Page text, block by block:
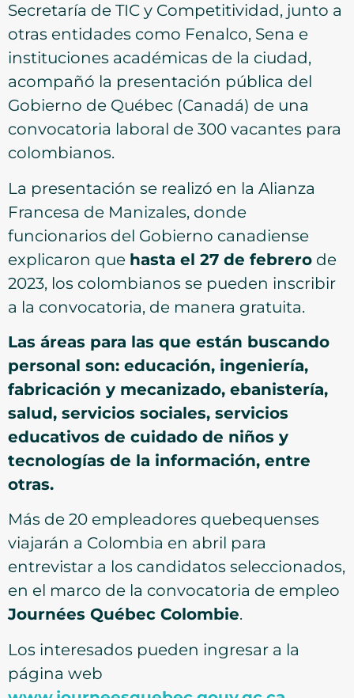
Secretaría de TIC y Competitividad, junto a
otras entidades como Fenalco, Sena e
instituciones académicas de la ciudad,
acompañó la presentación pública del
Gobierno de Québec (Canadá) de una
convocatoria laboral de 300 vacantes para
colombianos.
La presentación se realizó en la Alianza
Francesa de Manizales, donde
funcionarios del Gobierno canadiense
explicaron que hasta el 27 de febrero de
2023, los colombianos se pueden inscribir
a la convocatoria, de manera gratuita.
Las áreas para las que están buscando
personal son: educación, ingeniería,
fabricación y mecanizado, ebanistería,
salud, servicios sociales, servicios
educativos de cuidado de niños y
tecnologías de la información, entre
otras.
Más de 20 empleadores quebequenses
viajarán a Colombia en abril para
entrevistar a los candidatos seleccionados,
en el marco de la convocatoria de empleo
Journées Québec Colombie.
Los interesados pueden ingresar a la
página web